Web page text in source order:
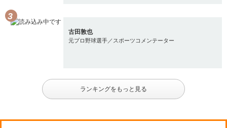
古田敦也
元プロ野球選手／スポーツコメンテーター
ランキングをもっと見る